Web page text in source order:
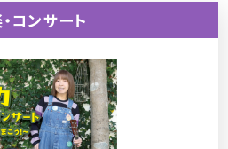
コンサート